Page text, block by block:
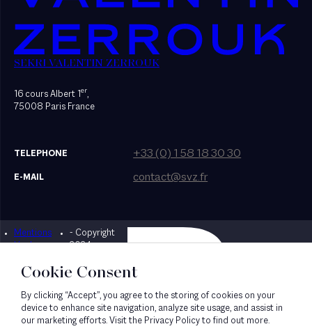
SEKRI VALENTIN ZERROUK
16 cours Albert 1er,
75008 Paris France
TELEPHONE +33 (0) 1 58 18 30 30
E-MAIL contact@svz.fr
Mentions
légales
- Copyright
2024
Designed by Bonhomme
Cookie Consent
By clicking “Accept”, you agree to the storing of cookies on your
device to enhance site navigation, analyze site usage, and assist in
our marketing efforts. Visit the Privacy Policy to find out more.